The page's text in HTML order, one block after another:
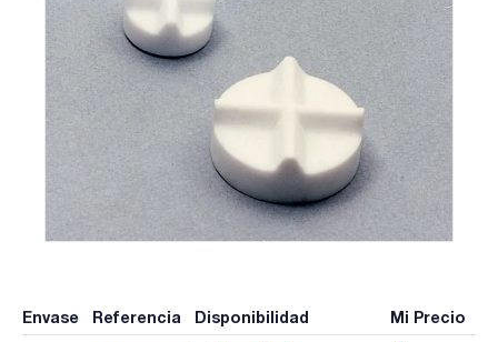
Envase Referencia Disponibilidad Mi Precio